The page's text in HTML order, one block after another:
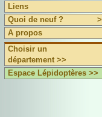
Liens
Quoi de neuf ?
>
A propos
Choisir un
département >>
Espace Lépidoptères >>